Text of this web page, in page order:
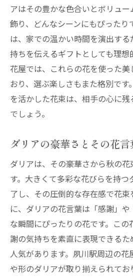
アはその豊かな色合いとボリュ
飾り、どんなシーンにもぴったり
は、家での温かい時間を演出す
持ちを伝えるギフトとしても理想
花屋では、これらの花を使った美
おり、選ぶ楽しさもまた格別です
を活かした花束は、相手の心に
でしょう。
ダリアの豪華さとその花言
ダリアは、その豪華さから秋の
す。大きくて多彩な花びらを持
了し、その圧倒的な存在感で花束
に、ダリアの花言葉は「感謝」
な瞬間にぴったりの花です。こ
謝の気持ちを素直に表現できる
人気があります。夙川駅周辺の
や形のダリアが取り揃えられて